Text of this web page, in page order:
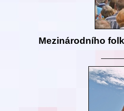
Mezinárodního